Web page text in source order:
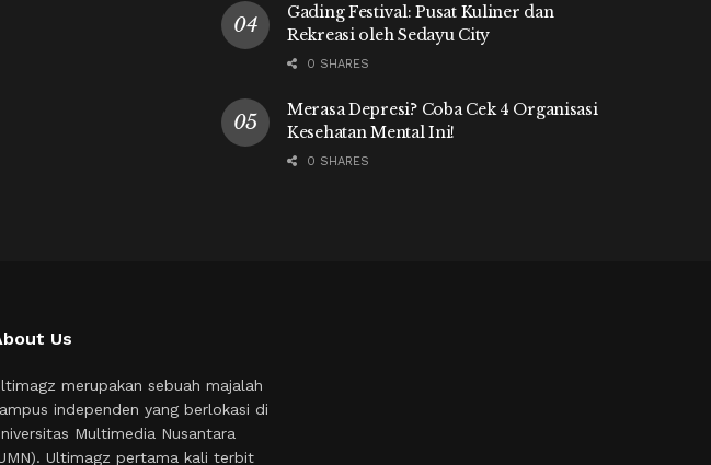
Gading Festival: Pusat Kuliner dan
Rekreasi oleh Sedayu City
0 SHARES
Merasa Depresi? Coba Cek 4 Organisasi
Kesehatan Mental Ini!
0 SHARES
Us
merupakan sebuah majalah
independen yang berlokasi di
Multimedia Nusantara
Ultimagz pertama kali terbit